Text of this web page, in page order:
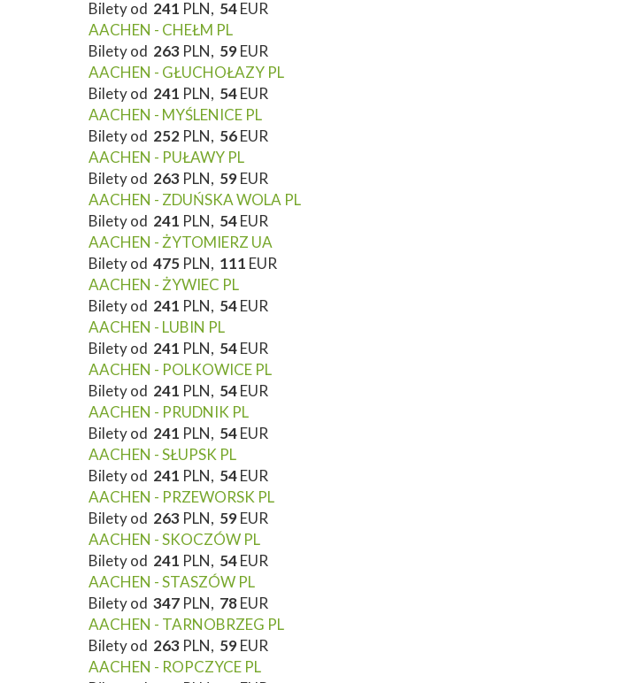
Bilety od 241 PLN, 54EUR
AACHEN - CHEŁM PL
Bilety od 263 PLN, 59EUR
AACHEN - GŁUCHOŁAZY PL
Bilety od 241 PLN, 54EUR
AACHEN - MYŚLENICE PL
Bilety od 252 PLN, 56EUR
AACHEN - PUŁAWY PL
Bilety od 263 PLN, 59EUR
AACHEN - ZDUŃSKA WOLA PL
Bilety od 241 PLN, 54EUR
AACHEN - ŻYTOMIERZ UA
Bilety od 475 PLN, 111 EUR
AACHEN - ŻYWIEC PL
Bilety od 241 PLN, 54EUR
AACHEN - LUBIN PL
Bilety od 241 PLN, 54EUR
AACHEN - POLKOWICE PL
Bilety od 241 PLN, 54EUR
AACHEN - PRUDNIK PL
Bilety od 241 PLN, 54EUR
AACHEN - SŁUPSK PL
Bilety od 241 PLN, 54EUR
AACHEN - PRZEWORSK PL
Bilety od 263 PLN, 59EUR
AACHEN - SKOCZÓW PL
Bilety od 241 PLN, 54EUR
AACHEN - STASZÓW PL
Bilety od 347 PLN, 78EUR
AACHEN - TARNOBRZEG PL
Bilety od 263 PLN, 59EUR
AACHEN - ROPCZYCE PL